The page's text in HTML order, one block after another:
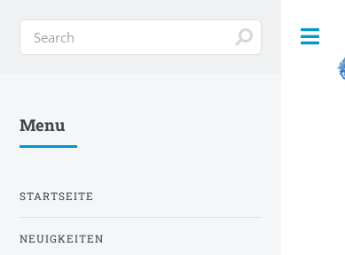
Menu
STARTSEITE
NEUIGKEITEN